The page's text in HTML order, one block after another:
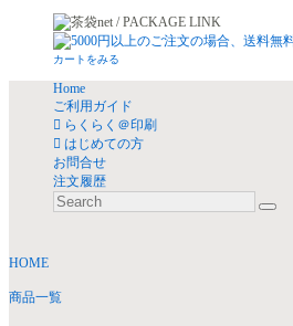
カートをみる
Home
ご利用ガイド
らくらく＠印刷
はじめての方
お問合せ
注文履歴
HOME
商品一覧